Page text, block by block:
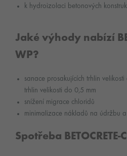
k hydroizolaci betonových
Jaké výhody nabízí
WP?
sanace prosakujících trhlin
trhlin velikosti do 0,5 mm
snížení migrace chloridů
minimalizace nákladů na údržbu
Spotřeba BETOCRETE-